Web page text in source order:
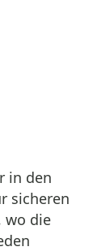
in den
sicheren
wo die